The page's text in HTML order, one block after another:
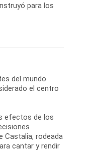
para los
del mundo
el centro
efectos de los
Castalia, rodeada
cantar y rendir